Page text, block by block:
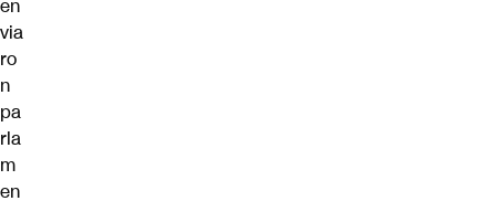
en
via
ro
n
pa
rla
m
en